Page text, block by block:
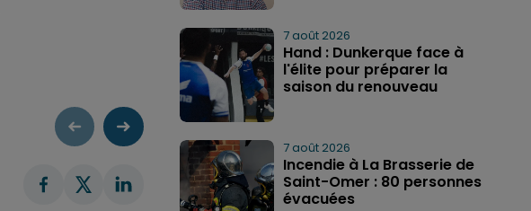
7 août 2026
Hand : Dunkerque face à
l'élite pour préparer la
saison du renouveau
7 août 2026
Incendie à La Brasserie de
Saint-Omer : 80 personnes
évacuées